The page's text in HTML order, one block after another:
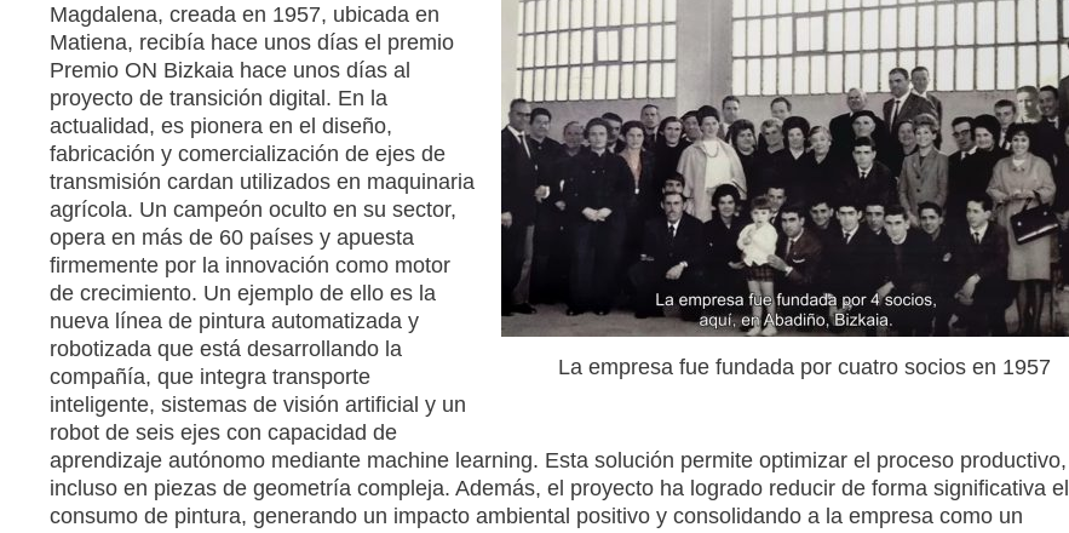
La empresa fue fundada por cuatro socios en 1957
Magdalena, creada en 1957, ubicada en
Matiena, recibía hace unos días el premio
Premio ON Bizkaia hace unos días al
proyecto de transición digital. En la
actualidad, es pionera en el diseño,
fabricación y comercialización de ejes de
transmisión cardan utilizados en maquinaria
agrícola. Un campeón oculto en su sector,
opera en más de 60 países y apuesta
firmemente por la innovación como motor
de crecimiento. Un ejemplo de ello es la
nueva línea de pintura automatizada y
robotizada que está desarrollando la
compañía, que integra transporte
inteligente, sistemas de visión artificial y un
robot de seis ejes con capacidad de
aprendizaje autónomo mediante machine learning. Esta solución permite optimizar el proceso productivo,
incluso en piezas de geometría compleja. Además, el proyecto ha logrado reducir de forma significativa el
consumo de pintura, generando un impacto ambiental positivo y consolidando a la empresa como un